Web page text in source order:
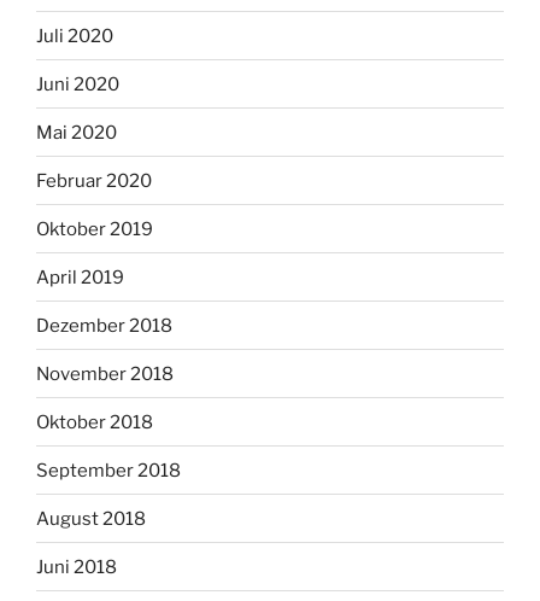
Juli 2020
Juni 2020
Mai 2020
Februar 2020
Oktober 2019
April 2019
Dezember 2018
November 2018
Oktober 2018
September 2018
August 2018
Juni 2018